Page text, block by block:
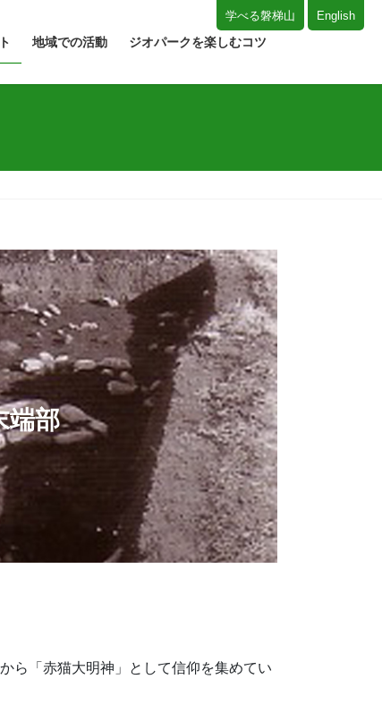
地域での活動 ジオパークを楽しむコツ
学べる磐梯山 English
端部
ら「赤猫大明神」として信仰を集めてい